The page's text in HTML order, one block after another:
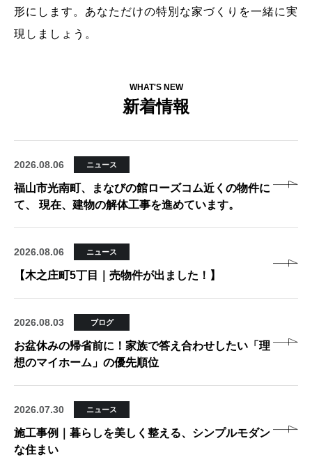
形にします。あなただけの特別な家づくりを一緒に実
現しましょう。
WHAT'S NEW
新着情報
2026.08.06 ニュース
福山市光南町、まなびの館ローズコム近くの物件に
て、 現在、建物の解体工事を進めています。
2026.08.06 ニュース
【木之庄町5丁目｜売物件が出ました！】
2026.08.03 ブログ
お盆休みの帰省前に！家族で答え合わせしたい「理
想のマイホーム」の優先順位
2026.07.30 ニュース
施工事例｜暮らしを美しく整える、シンプルモダン
な住まい